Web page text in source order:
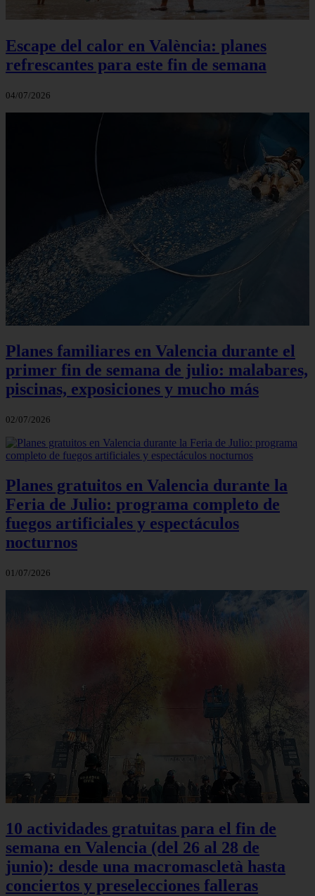
Escape del calor en València: planes
refrescantes para este fin de semana
04/07/2026
Planes familiares en Valencia durante el
primer fin de semana de julio: malabares,
piscinas, exposiciones y mucho más
02/07/2026
Planes gratuitos en Valencia durante la
Feria de Julio: programa completo de
fuegos artificiales y espectáculos
nocturnos
01/07/2026
10 actividades gratuitas para el fin de
semana en Valencia (del 26 al 28 de
junio): desde una macromascletà hasta
conciertos y preselecciones falleras